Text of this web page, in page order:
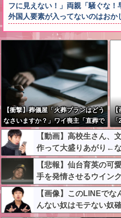
フに見えない！」両親「騒ぐな！
外国人要素が入ってないのはお
【衝撃】葬儀屋「火葬プランはどう
なさいますか？」ワイ喪主「直葬で
(即答)」→結果ァw w w w w w w w
w w
【
「
ゃ
w
【動画】高校生さん、
作って大盛りあがり←
ると話題に
【悲報】仙台育英の可
手を発情させるウインク
【画像】このLINEで
んない奴はモテない奴